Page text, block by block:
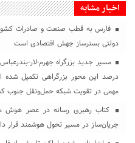
اخبار مشابه
فارس به قطب صنعت و صادرات
دولتی بسترساز جهش اقتصادی است
درصد این محور بزرگراهی تکمیل
مهمی در تقویت شبکه حمل‌ونقل جنوب
کتاب رهبری رسانه در عصر هوش
جریان‌ساز در مسیر تحول هوشمند قرار